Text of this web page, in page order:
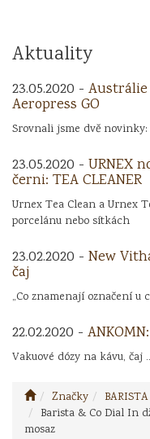
Aktuality
23.05.2020 - Austrálie
Aeropress GO
Srovnali jsme dvě novinky:
23.05.2020 - URNEX
černi: TEA CLEANER
Urnex Tea Clean a Urnex
porcelánu nebo sítkách
23.02.2020 - New
čaj
„Co znamenají označení u
22.02.2020 -
Vakuové dózy na kávu, čaj
Značky
Barista & Co Dial In
mosaz